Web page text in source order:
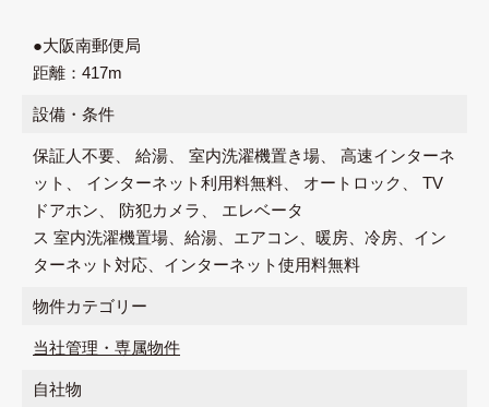
●大阪南郵便局
距離：417m
設備・条件
保証人不要 給湯 室内洗濯機置き場
高速インターネ
ット
インターネット利用料無料 オートロック
TV
ドアホン
防犯カメラ
エレベータ
ス 室内洗濯機置場、給湯、エアコン、暖房、冷房、イン
ターネット対応、インターネット使用料無料
物件カテゴリー
当社管理・専属物件
自社物